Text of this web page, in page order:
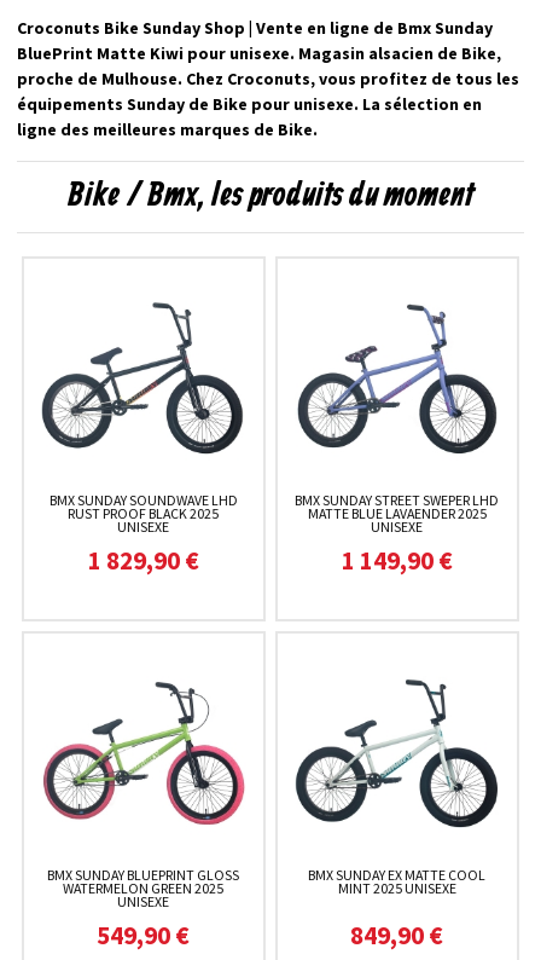
Croconuts Bike Sunday Shop | Vente en ligne de Bmx Sunday
BluePrint Matte Kiwi pour unisexe. Magasin alsacien de Bike,
proche de Mulhouse. Chez Croconuts, vous profitez de tous les
équipements Sunday de Bike pour unisexe. La sélection en
ligne des meilleures marques de Bike.
Bike / Bmx, les produits du moment
BMX SUNDAY SOUNDWAVE LHD
RUST PROOF BLACK 2025
UNISEXE
1 829,90 €
BMX SUNDAY STREET SWEPER LHD
MATTE BLUE LAVAENDER 2025
UNISEXE
1 149,90 €
BMX SUNDAY BLUEPRINT GLOSS
WATERMELON GREEN 2025
UNISEXE
549,90 €
BMX SUNDAY EX MATTE COOL
MINT 2025 UNISEXE
849,90 €